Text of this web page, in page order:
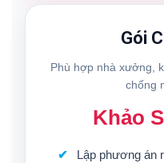
Gói
Phù hợp nhà xưởng,
chống
Khảo
Lập phương án